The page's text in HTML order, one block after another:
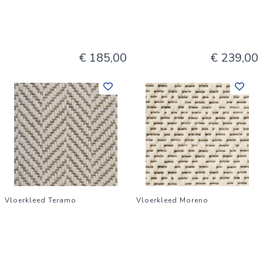
€ 185,00 € 239,00
Vloerkleed Teramo Vloerkleed Moreno